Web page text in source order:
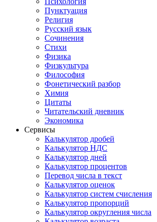
Пунктуация
Религия
Русский язык
Сочинения
Стихи
Физика
Физкультура
Философия
Фонетический разбор
Химия
Цитаты
Читательский дневник
Экономика
Сервисы
Калькулятор дробей
Калькулятор НДС
Калькулятор дней
Калькулятор процентов
Перевод числа в текст
Калькулятор оценок
Калькулятор систем счисления
Калькулятор пропорций
Калькулятор округления числа